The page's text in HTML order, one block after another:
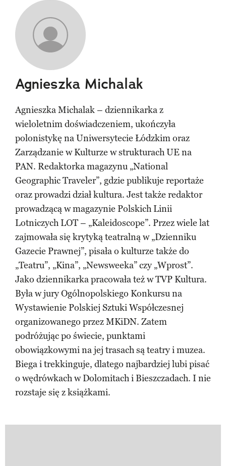
Agnieszka Michalak
Agnieszka Michalak – dziennikarka z
wieloletnim doświadczeniem, ukończyła
polonistykę na Uniwersytecie Łódzkim oraz
Zarządzanie w Kulturze w strukturach UE na
PAN. Redaktorka magazynu „National
Geographic Traveler”, gdzie publikuje reportaże
oraz prowadzi dział kultura. Jest także redaktor
prowadzącą w magazynie Polskich Linii
Lotniczych LOT – „Kaleidoscope”. Przez wiele lat
zajmowała się krytyką teatralną w „Dzienniku
Gazecie Prawnej”, pisała o kulturze także do
„Teatru”, „Kina”, „Newsweeka” czy „Wprost”.
Jako dziennikarka pracowała też w TVP Kultura.
Była w jury Ogólnopolskiego Konkursu na
Wystawienie Polskiej Sztuki Współczesnej
organizowanego przez MKiDN. Zatem
podróżując po świecie, punktami
obowiązkowymi na jej trasach są teatry i muzea.
Biega i trekkinguje, dlatego najbardziej lubi pisać
o wędrówkach w Dolomitach i Bieszczadach. I nie
rozstaje się z książkami.